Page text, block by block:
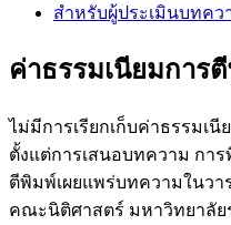
สำหรับผู้ประเมินบทคว
ค่าธรรมเนียมการ
ไม่มีการเรียกเก็บค่าธรรมเ
ตั้งแต่การเสนอบทความ กา
ตีพิมพ์เผยแพร่บทความในว
คณะนิติศาสตร์ มหาวิทยาลั